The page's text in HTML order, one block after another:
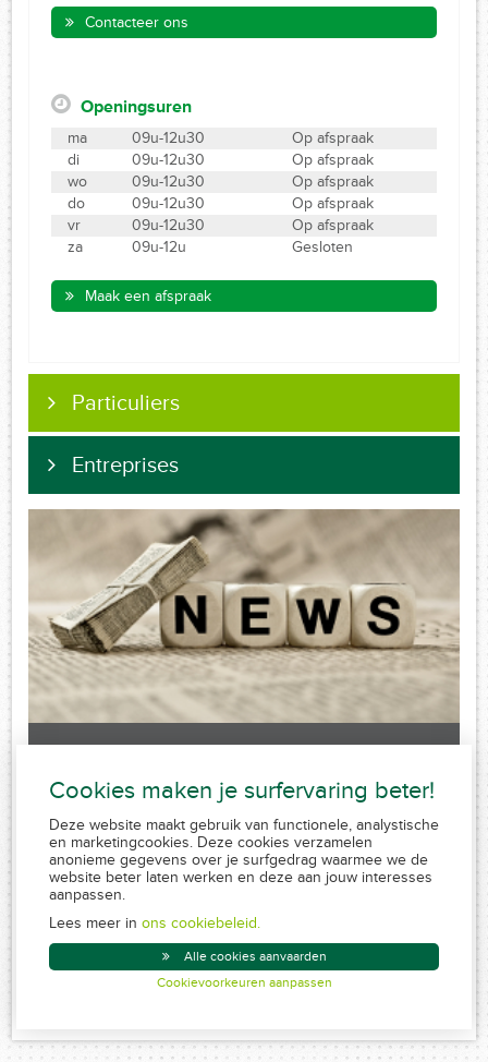
Contacteer ons
Openingsuren
ma 09u-12u30
Op afspraak
di
09u-12u30
Op afspraak
wo
09u-12u30
Op afspraak
do
09u-12u30
Op afspraak
vr
09u-12u30
Op afspraak
za
09u-12u Gesloten
Maak een afspraak
Particuliers
Entreprises
Sorry, no posts matched your criteria.
Conduite MiFID
Created by Insucommerce
Cookies maken je surfervaring beter!
Deze website maakt gebruik van functionele, analystische
en marketingcookies. Deze cookies verzamelen
anonieme gegevens over je surfgedrag waarmee we de
website beter laten werken en deze aan jouw interesses
aanpassen.
Lees meer in ons cookiebeleid.
Alle cookies aanvaarden
Cookievoorkeuren aanpassen